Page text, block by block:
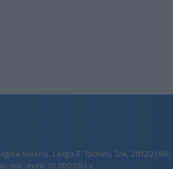
Milano, Largo F. Richini, 2/A, 20122 (MI),
soc. euro 10.000,00 i.v.